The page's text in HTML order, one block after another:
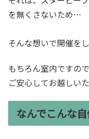
を無くさないため…
そんな想いで開催を
もちろん室内ですの
ご安心してお越しい
なんでこんな